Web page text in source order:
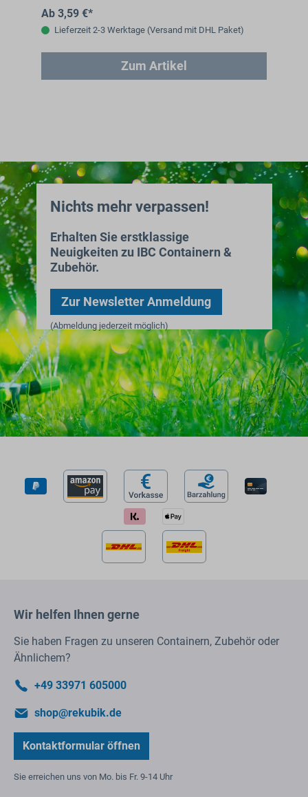
Ab 3,59 €*
Lieferzeit 2-3 Werktage (Versand mit DHL Paket)
Zum Artikel
Nichts mehr verpassen!
Erhalten Sie erstklassige
Neuigkeiten zu IBC Containern &
Zubehör.
Zur Newsletter Anmeldung
(Abmeldung jederzeit möglich)
Wir helfen Ihnen gerne
Sie haben Fragen zu unseren Containern, Zubehör oder
Ähnlichem?
+49 33971 605000
shop@rekubik.de
Kontaktformular öffnen
Sie erreichen uns von Mo. bis Fr. 9-14 Uhr